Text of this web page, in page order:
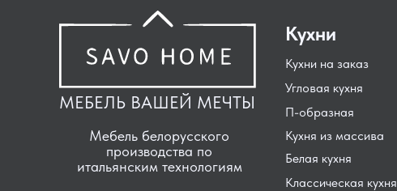
Мебель белорусского
производства по
итальянским технологиям
МЕБЕЛЬ ВАШЕЙ МЕЧТЫ
Кухня из массива
Угловая кухня
Кухни на заказ
П-образная
Классическая кухня
Белая кухня
Кухни